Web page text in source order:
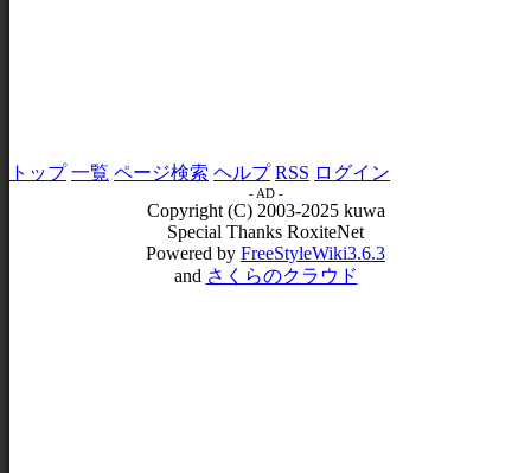
トップ 一覧 ページ検索 ヘルプ RSS ログイン
- AD -
Copyright (C) 2003-2025 kuwa
Special Thanks RoxiteNet
Powered by FreeStyleWiki3.6.3
and さくらのクラウド